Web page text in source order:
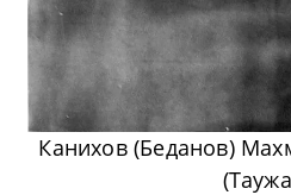
Канихов (Беданов)